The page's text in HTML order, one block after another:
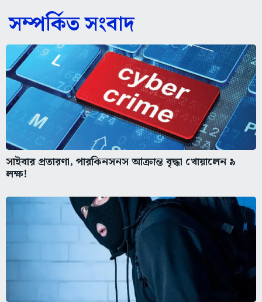
সম্পর্কিত সংবাদ
সাইবার প্রতারণা, পারকিনসনস আক্রান্ত বৃদ্ধা খোয়ালেন ৯
লক্ষ!